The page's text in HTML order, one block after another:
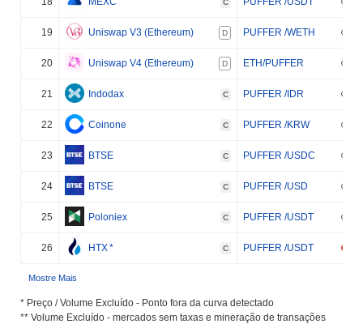
19 Uniswap V3 (Ethereum) D PUFFER /WETH
20 Uniswap V4 (Ethereum) D ETH/PUFFER
21 Indodax C PUFFER /IDR
22 Coinone C PUFFER /KRW
23 BTSE C PUFFER /USDC
24 BTSE C PUFFER /USD
25 Poloniex C PUFFER /USDT
26 HTX* C PUFFER /USDT
Mostre Mais
* Preço / Volume Excluído - Ponto fora da curva detectado
** Volume Excluído - mercados sem taxas e mineração de transações